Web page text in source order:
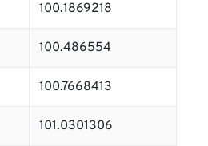
100.1869218
100.486554
100.7668413
101.0301306